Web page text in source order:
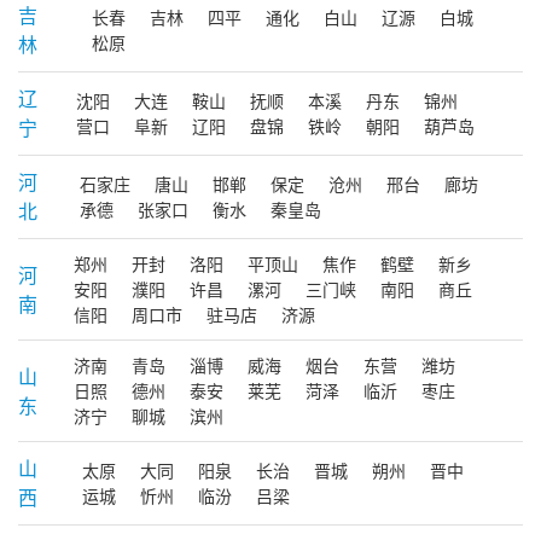
吉
林
长春 吉林 四平 通化 白山 辽源
白城
松原
辽
宁
沈阳 大连 鞍山 抚顺 本溪 丹东
锦州
营口
阜新 辽阳 盘锦 铁岭 朝阳 葫芦岛
河
北
石家庄 唐山 邯郸 保定 沧州 邢台
廊坊
承德
张家口 衡水 秦皇岛
河
南
郑州 开封 洛阳 平顶山 焦作 鹤壁
新乡
安阳
濮阳 许昌 漯河 三门峡 南阳
商丘
信阳
周口市 驻马店 济源
山
东
济南 青岛 淄博 威海 烟台 东营
潍坊
日照
德州 泰安 莱芜 菏泽 临沂
枣庄
济宁
聊城 滨州
山
西
太原 大同 阳泉 长治 晋城 朔州
晋中
运城
忻州 临汾 吕梁